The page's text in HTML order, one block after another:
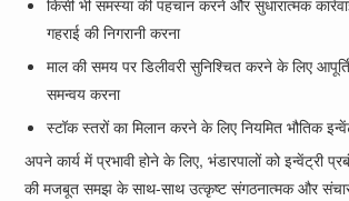
किसी भी समस्या की पहचान करने और सुधारात्मक
गहराई की निगरानी करना
माल की समय पर डिलीवरी सुनिश्चित करने के लिए
समन्वय करना
स्टॉक स्तरों का मिलान करने के लिए नियमित भौतिक
अपने कार्य में प्रभावी होने के लिए, भंडारपालों को इन्वेंट्री
की मजबूत समझ के साथ-साथ उत्कृष्ट संगठनात्मक और